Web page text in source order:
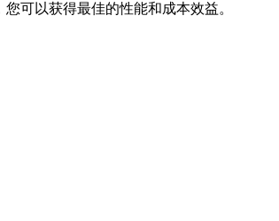
可以获得最佳的性能和成本效益。